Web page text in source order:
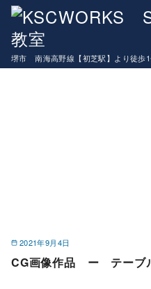
ン堺市 南海高野線【初芝駅】より徒
マインクラフトコー
2021年9月4日
CG画像作品 ー テーブ